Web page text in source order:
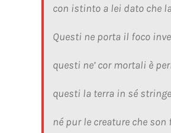
con istinto a lei dato che
Questi ne porta il foco
questi ne’ cor mortali è
questi la terra in sé
né pur le creature che son